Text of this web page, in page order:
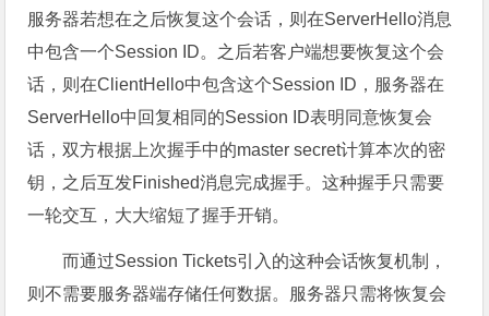
服务器若想在之后恢复这个会话，则在ServerHello消息
中包含一个Session ID。之后若客户端想要恢复这个会
话，则在ClientHello中包含这个Session ID，服务器在
ServerHello中回复相同的Session ID表明同意恢复会
话，双方根据上次握手中的master secret计算本次的密
钥，之后互发Finished消息完成握手。这种握手只需要
一轮交互，大大缩短了握手开销。
而通过Session Tickets引入的这种会话恢复机制，
则不需要服务器端存储任何数据。服务器只需将恢复会